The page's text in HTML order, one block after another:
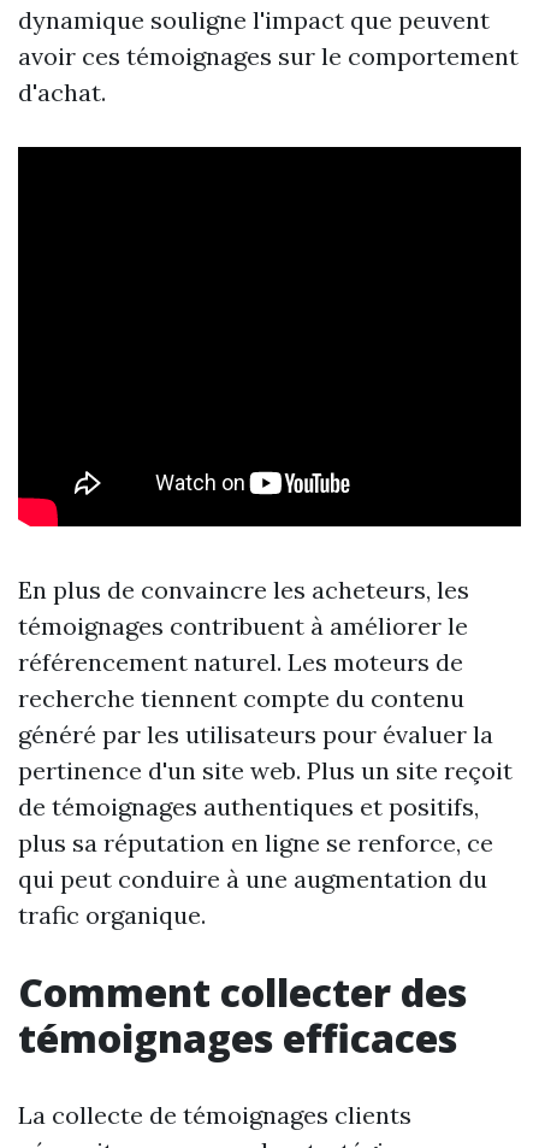
dynamique souligne l'impact que peuvent
avoir ces témoignages sur le comportement
d'achat.
En plus de convaincre les acheteurs, les
témoignages contribuent à améliorer le
référencement naturel. Les moteurs de
recherche tiennent compte du contenu
généré par les utilisateurs pour évaluer la
pertinence d'un site web. Plus un site reçoit
de témoignages authentiques et positifs,
plus sa réputation en ligne se renforce, ce
qui peut conduire à une augmentation du
trafic organique.
Comment collecter des
témoignages efficaces
La collecte de témoignages clients